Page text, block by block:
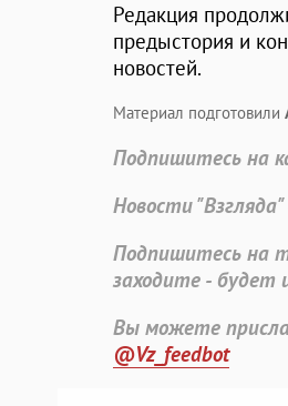
Редакция
предыстория и
новостей.
Материал подготовили
Подпишитесь на
Новости
Подпишитесь на
заходите - будет
Вы можете
@Vz_feedbot